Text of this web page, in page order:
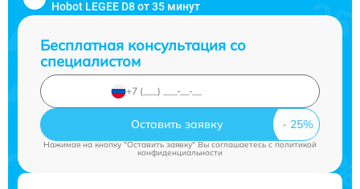
Hobot LEGEE D8 от 35 минут
Бесплатная консультация со
специалистом
Оставить заявку
Нажимая на кнопку "Оставить заявку" Вы соглашаетесь cполитикой
конфиденциальности